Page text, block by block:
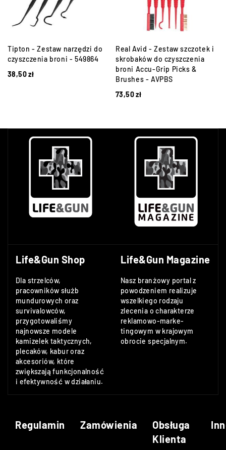
Tipton - Zestaw narzędzi do
czyszczenia broni - 549864
38,50zł
Real Avid - Zestaw szczotek i
skrobaków do czyszczenia
broni Accu-Grip Picks &
Brushes - AVPBS
73,50zł
Life&Gun Shop
Dla strzelców,
pracowników służb
mundurowych oraz
survivalowców,
przygotowaliśmy
najnowsze modele
kamizelek taktycznych,
plecaków, kabur oraz
akcesoriów, które
zwiększają funkcjonalność
i efektywność w działaniu.
Life&Gun Magazine
Nasz branżowy portal z
powodzeniem realizuje
wszelkiego rodzaju
zlecenia o charakterze
reklamowo-marke-
tingowym w krajowym
obrocie specjalnym.
Regulamin Zamówienia
Obsługa
Klienta